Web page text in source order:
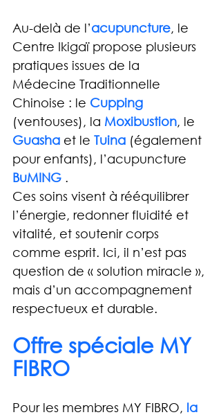
Au-delà de l’acupuncture, le
Centre Ikigaï propose plusieurs
pratiques issues de la
Médecine Traditionnelle
Chinoise : le Cupping
(ventouses), la Moxibustion, le
Guasha et le Tuina (également
pour enfants), l’acupuncture
BuMING .
Ces soins visent à rééquilibrer
l’énergie, redonner fluidité et
vitalité, et soutenir corps
comme esprit. Ici, il n’est pas
question de « solution miracle »,
mais d’un accompagnement
respectueux et durable.
Offre spéciale MY
FIBRO
Pour les membres MY FIBRO, la